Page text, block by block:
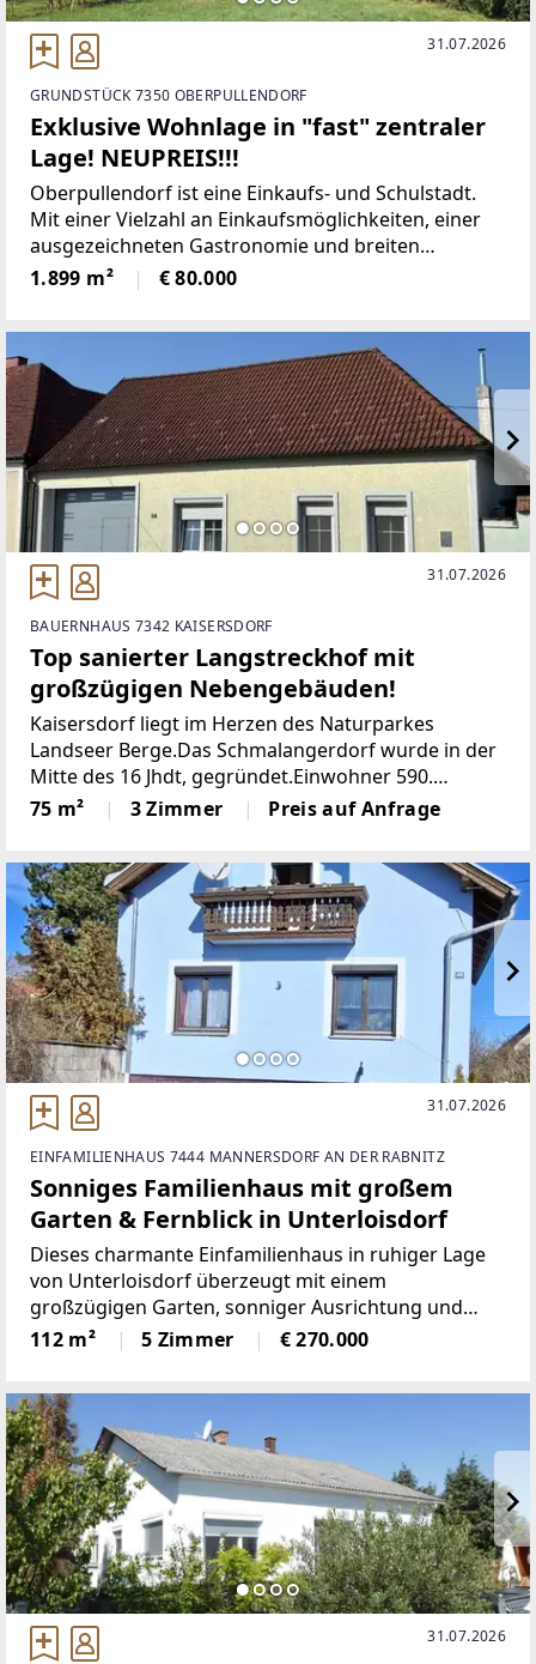
31.07.2026
GRUNDSTÜCK 7350 OBERPULLENDORF
Exklusive Wohnlage in "fast" zentraler
Lage! NEUPREIS!!!
Oberpullendorf ist eine Einkaufs- und Schulstadt.
Mit einer Vielzahl an Einkaufsmöglichkeiten, einer
ausgezeichneten Gastronomie und breiten
Lokalszene zeichnet sich Oberpullendorf ebenso
aus wie für seine umfassende gesundheitliche
1.899 m² € 80.000
31.07.2026
BAUERNHAUS 7342 KAISERSDORF
Top sanierter Langstreckhof mit
großzügigen Nebengebäuden!
Kaisersdorf liegt im Herzen des Naturparkes
Landseer Berge.Das Schmalangerdorf wurde in der
Mitte des 16 Jhdt, gegründet.Einwohner 590.
Seehöhe 361 m.Neben diversen Vereinen, einem
Gasthaus, Tierarzt, einer Volksschule, Storchennest
75 m² 3 Zimmer Preis auf Anfrage
31.07.2026
EINFAMILIENHAUS 7444 MANNERSDORF AN DER RABNITZ
Sonniges Familienhaus mit großem
Garten & Fernblick in Unterloisdorf
Dieses charmante Einfamilienhaus in ruhiger Lage
von Unterloisdorf überzeugt mit einem
großzügigen Garten, sonniger Ausrichtung und
herrlichem Ausblick ins Grüne.Das Haus präsentiert
sich in gepflegtem Zustand und bietet ideale
112 m² 5 Zimmer € 270.000
31.07.2026